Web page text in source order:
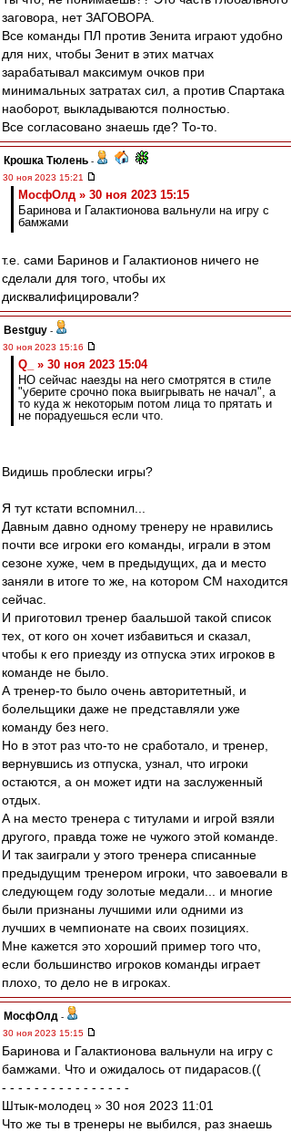
заговора, нет ЗАГОВОРА.
Все команды ПЛ против Зенита играют удобно
для них, чтобы Зенит в этих матчах
зарабатывал максимум очков при
минимальных затратах сил, а против Спартака
наоборот, выкладываются полностью.
Все согласовано знаешь где? То-то.
Крошка Тюлень -
30 ноя 2023 15:21
МосфОлд » 30 ноя 2023 15:15
Баринова и Галактионова вальнули на игру с
бамжами
т.е. сами Баринов и Галактионов ничего не
сделали для того, чтобы их
дисквалифицировали?
Bestguy -
30 ноя 2023 15:16
Q_ » 30 ноя 2023 15:04
НО сейчас наезды на него смотрятся в стиле
"уберите срочно пока выигрывать не начал", а
то куда ж некоторым потом лица то прятать и
не порадуешься если что.
Видишь проблески игры?
Я тут кстати вспомнил...
Давным давно одному тренеру не нравились
почти все игроки его команды, играли в этом
сезоне хуже, чем в предыдущих, да и место
заняли в итоге то же, на котором СМ находится
сейчас.
И приготовил тренер баальшой такой список
тех, от кого он хочет избавиться и сказал,
чтобы к его приезду из отпуска этих игроков в
команде не было.
А тренер-то было очень авторитетный, и
болельщики даже не представляли уже
команду без него.
Но в этот раз что-то не сработало, и тренер,
вернувшись из отпуска, узнал, что игроки
остаются, а он может идти на заслуженный
отдых.
А на место тренера с титулами и игрой взяли
другого, правда тоже не чужого этой команде.
И так заиграли у этого тренера списанные
предыдущим тренером игроки, что завоевали в
следующем году золотые медали... и многие
были признаны лучшими или одними из
лучших в чемпионате на своих позициях.
Мне кажется это хороший пример того что,
если большинство игроков команды играет
плохо, то дело не в игроках.
МосфОлд -
30 ноя 2023 15:15
Баринова и Галактионова вальнули на игру с
бамжами. Что и ожидалось от пидарасов.((
- - - - - - - - - - - - - - - -
Штык-молодец » 30 ноя 2023 11:01
Что же ты в тренеры не выбился, раз знаешь